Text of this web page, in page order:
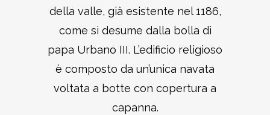
della valle, già esistente nel 1186,
come si desume dalla bolla di
papa Urbano III. L’edificio religioso
è composto da un’unica navata
voltata a botte con copertura a
capanna.